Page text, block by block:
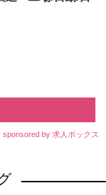
sponsored by 求人ボックス